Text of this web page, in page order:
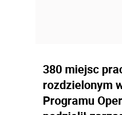
380 miejsc
rozdzielonym
Programu